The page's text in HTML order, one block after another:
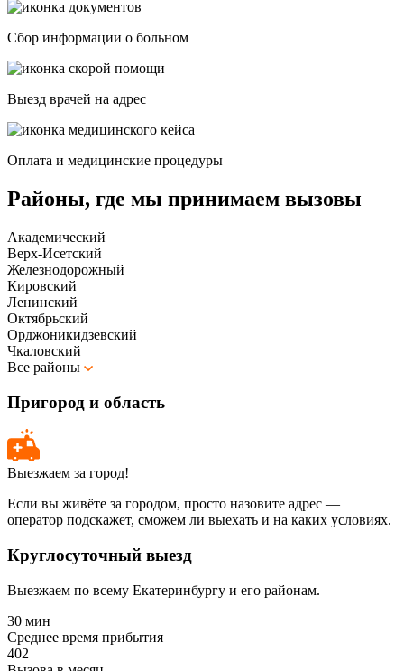
Сбор информации о больном
Выезд врачей на адрес
Оплата и медицинские процедуры
Районы, где мы принимаем вызовы
Академический
Верх-Исетский
Железнодорожный
Кировский
Ленинский
Октябрьский
Орджоникидзевский
Чкаловский
Все районы
Пригород и область
Выезжаем за город!
Если вы живёте за городом, просто назовите адрес —
оператор подскажет, сможем ли выехать и на каких условиях.
Круглосуточный выезд
Выезжаем по всему Екатеринбургу и его районам.
30 мин
Среднее время прибытия
402